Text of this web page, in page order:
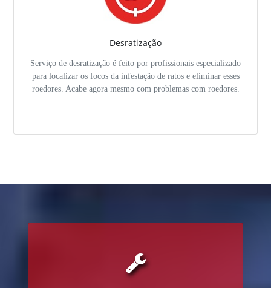
Desratização
Serviço de desratização é feito por profissionais especializado
para localizar os focos da infestação de ratos e eliminar esses
roedores. Acabe agora mesmo com problemas com roedores.